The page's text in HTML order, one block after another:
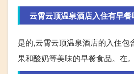
云霄云顶温泉酒店入住有早餐
是的,云霄云顶温泉酒店的入住
果和酸奶等美味的早餐食品。在。